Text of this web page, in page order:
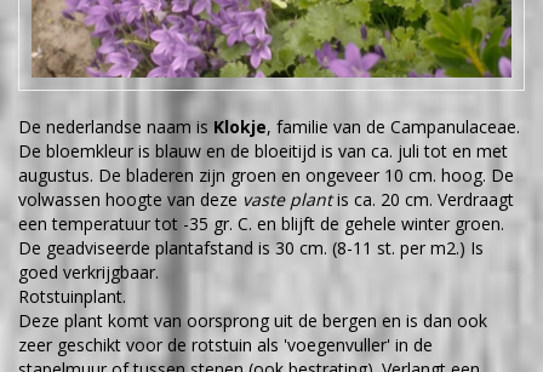
De nederlandse naam is Klokje, familie van de Campanulaceae.
De bloemkleur is blauw en de bloeitijd is van ca. juli tot en met
augustus. De bladeren zijn groen en ongeveer 10 cm. hoog. De
volwassen hoogte van deze vaste plantis ca. 20 cm. Verdraagt
een temperatuur tot -35 gr. C. en blijft de gehele winter groen.
De geadviseerde plantafstand is 30 cm. (8-11 st. per m2.) Is
goed verkrijgbaar.
Rotstuinplant.
Deze plant komt van oorsprong uit de bergen en is dan ook
zeer geschikt voor de rotstuin als 'voegenvuller' in de